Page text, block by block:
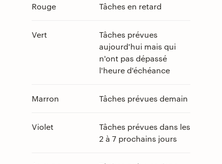
Rouge Tâches en retard
Vert
Tâches prévues
aujourd'hui mais qui
n'ont pas dépassé
l'heure d'échéance
Marron Tâches prévues demain
Violet
Tâches prévues dans les
2 à 7 prochains jours